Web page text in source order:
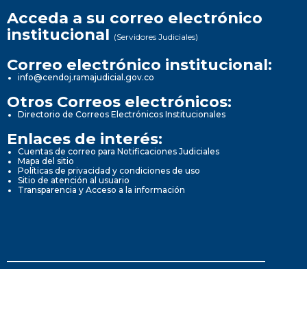
Acceda a su correo electrónico
institucional (Servidores Judiciales)
Correo electrónico institucional:
info@cendoj.ramajudicial.gov.co
Otros Correos electrónicos:
Directorio de Correos Electrónicos Institucionales
Enlaces de interés:
Cuentas de correo para Notificaciones Judiciales
Mapa del sitio
Políticas de privacidad y condiciones de uso
Sitio de atención al usuario
Transparencia y Acceso a la información